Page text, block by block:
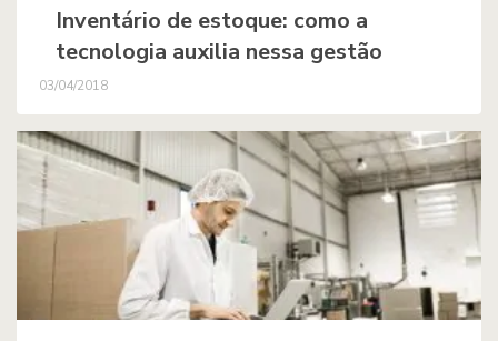
Inventário de estoque: como a
tecnologia auxilia nessa gestão
03/04/2018